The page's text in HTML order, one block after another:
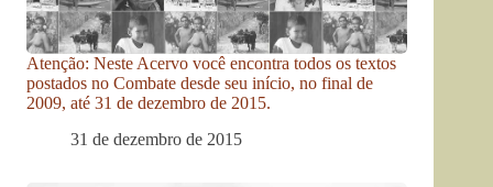
Atenção: Neste Acervo você encontra todos os textos
postados no Combate desde seu início, no final de
2009, até 31 de dezembro de 2015.
31 de dezembro de 2015